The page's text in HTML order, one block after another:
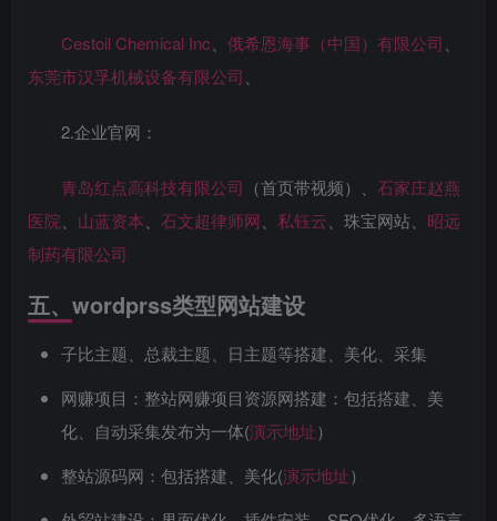
Cestoil Chemical Inc 俄希恩海事（中国）有限公司
东莞市汉孚机械设备有限公司
2.企业官网：
青岛红点高科技有限公司 （首页带视频）、 石家庄赵燕
医院
山蓝资本 石文超律师网 私钰云 、珠宝网站、 昭远
制药有限公司
五、wordprss类型网站建设
子比主题、总裁主题、日主题等搭建、美化、采集
网赚项目：整站网赚项目资源网搭建：包括搭建、美
化、自动采集发布为一体(演示地址）
整站源码网：包括搭建、美化(演示地址）